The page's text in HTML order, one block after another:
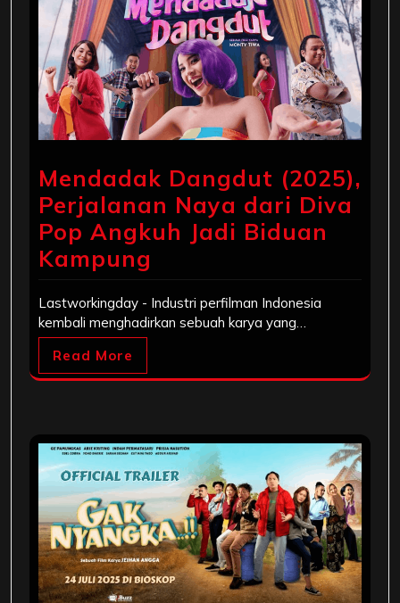
Mendadak Dangdut (2025),
Perjalanan Naya dari Diva
Pop Angkuh Jadi Biduan
Kampung
Lastworkingday - Industri perfilman Indonesia
kembali menghadirkan sebuah karya yang…
Read More